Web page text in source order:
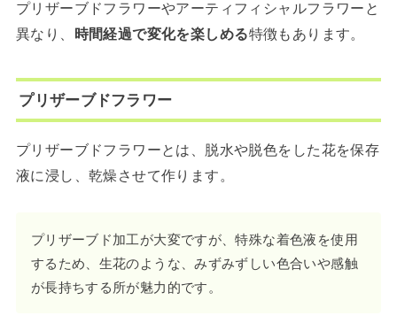
プリザーブドフラワーやアーティフィシャルフラワーと
異なり、 時間経過で変化を楽しめる特徴もあります。
プリザーブドフラワー
プリザーブドフラワーとは、脱水や脱色をした花を保存
液に浸し、乾燥させて作ります。
プリザーブド加工が大変ですが、特殊な着色液を使用
するため、生花のような、みずみずしい色合いや感触
が長持ちする所が魅力的です。